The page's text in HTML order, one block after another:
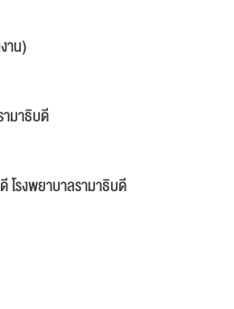
าน)
มาธิบดี
โรงพยาบาลรามาธิบดี